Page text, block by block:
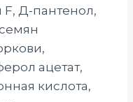
F, Д-пантенол,
ацетат,
кислота,